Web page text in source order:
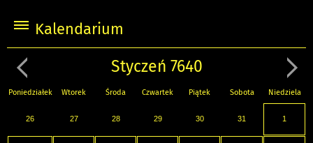
Kalendarium
Styczeń 7640
Poniedziałek Wtorek Środa Czwartek Piątek Sobota Niedziela
26 27 28 29 30 31 1